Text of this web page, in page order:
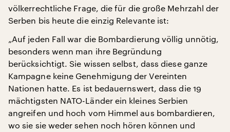
völkerrechtliche Frage, die für die große Mehrzahl der
Serben bis heute die einzig Relevante ist:
„Auf jeden Fall war die Bombardierung völlig unnötig,
besonders wenn man ihre Begründung
berücksichtigt. Sie wissen selbst, dass diese ganze
Kampagne keine Genehmigung der Vereinten
Nationen hatte. Es ist bedauernswert, dass die 19
mächtigsten NATO-Länder ein kleines Serbien
angreifen und hoch vom Himmel aus bombardieren,
wo sie sie weder sehen noch hören können und